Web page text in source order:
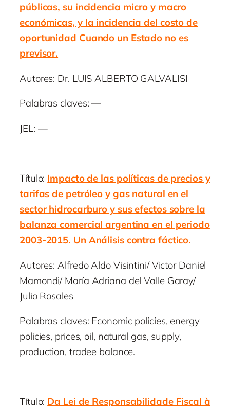
públicas, su incidencia micro y macro
económicas, y la incidencia del costo de
oportunidad Cuando un Estado no es
previsor.
Autores: Dr. LUIS ALBERTO GALVALISI
Palabras claves: —
JEL: —
Título: Impacto de las políticas de precios y
tarifas de petróleo y gas natural en el
sector hidrocarburo y sus efectos sobre la
balanza comercial argentina en el periodo
2003-2015. Un Análisis contra fáctico.
Autores: Alfredo Aldo Visintini/ Victor Daniel
Mamondi/ María Adriana del Valle Garay/
Julio Rosales
Palabras claves: Economic policies, energy
policies, prices, oil, natural gas, supply,
production, tradee balance.
Título: Da Lei de Responsabilidade Fiscal à